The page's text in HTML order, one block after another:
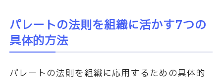
パレートの法則を組織に活かす7つの
具体的方法
パレートの法則を組織に応用するための具体的